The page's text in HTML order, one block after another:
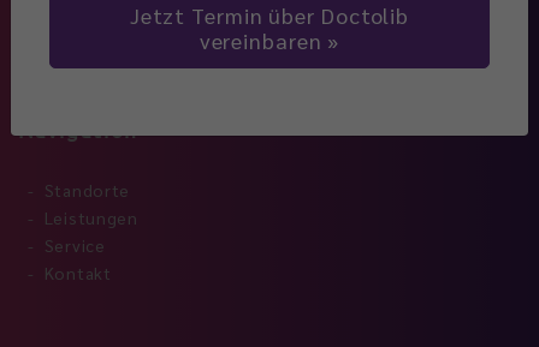
Jetzt Termin über Doctolib
vereinbaren
Navigation
Standorte
Leistungen
Service
Kontakt